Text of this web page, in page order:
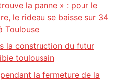
la panne » : pour le
le rideau se baisse sur 34
Toulouse
la construction du futur
toulousain
la fermeture de la